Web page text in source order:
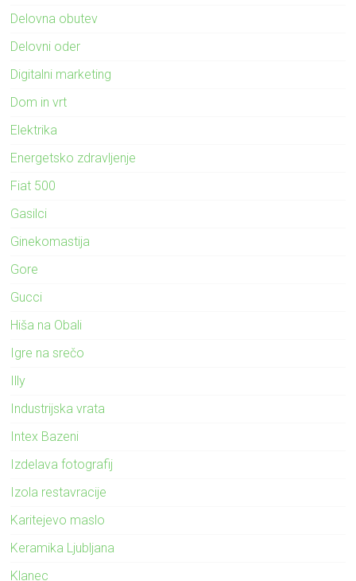
Delovna obutev
Delovni oder
Digitalni marketing
Dom in vrt
Elektrika
Energetsko zdravljenje
Fiat 500
Gasilci
Ginekomastija
Gore
Gucci
Hiša na Obali
Igre na srečo
Illy
Industrijska vrata
Intex Bazeni
Izdelava fotografij
Izola restavracije
Karitejevo maslo
Keramika Ljubljana
Klanec